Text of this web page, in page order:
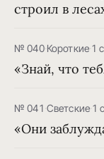
строил в
№ 040·Короткие·1
«Знай, что
№ 041·Светские·1
«Они